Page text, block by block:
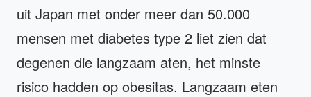
uit Japan met onder meer dan 50.000
mensen met diabetes type 2 liet zien dat
degenen die langzaam aten, het minste
risico hadden op obesitas. Langzaam eten